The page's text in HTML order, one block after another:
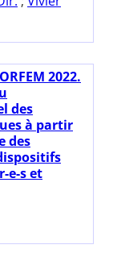
2022.
des
à partir
des
e-s et